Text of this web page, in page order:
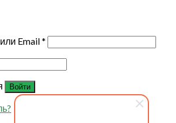
Email*
Войти